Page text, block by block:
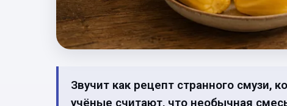
Звучит как рецепт странного смузи,
учёные считают, что необычная